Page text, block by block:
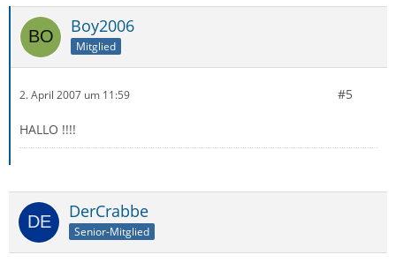
Boy2006
Mitglied
2. April 2007 um 11:59 #5
HALLO !!!!
DerCrabbe
Senior-Mitglied